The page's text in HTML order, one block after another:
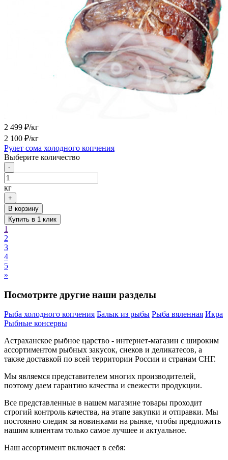
2 499 ₽/кг
2 100 ₽/кг
Рулет сома холодного копчения
Выберите количество
-
кг
+
В корзину
Купить в 1 клик
1
2
3
4
5
»
Посмотрите другие наши разделы
Рыба холодного копчения Балык из рыбы Рыба вяленная Икра
Рыбные консервы
Астраханское рыбное царство - интернет-магазин с широким
ассортиментом рыбных закусок, снеков и деликатесов, а
также доставкой по всей территории России и странам СНГ.
Мы являемся представителем многих производителей,
поэтому даем гарантию качества и свежести продукции.
Все представленные в нашем магазине товары проходит
строгий контроль качества, на этапе закупки и отправки. Мы
постоянно следим за новинками на рынке, чтобы предложить
нашим клиентам только самое лучшее и актуальное.
Наш ассортимент включает в себя: